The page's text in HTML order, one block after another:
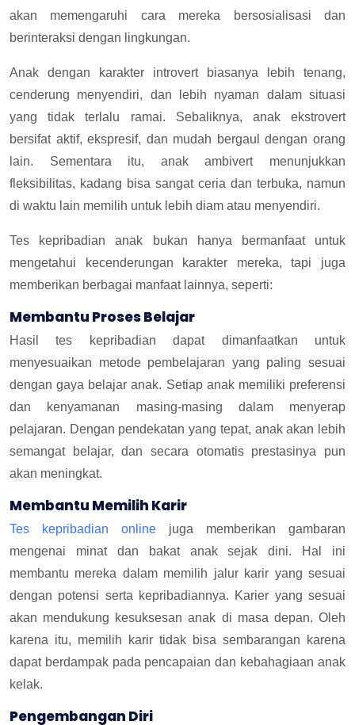
akan memengaruhi cara mereka bersosialisasi dan
berinteraksi dengan lingkungan.
Anak dengan karakter introvert biasanya lebih tenang,
cenderung menyendiri, dan lebih nyaman dalam situasi
yang tidak terlalu ramai. Sebaliknya, anak ekstrovert
bersifat aktif, ekspresif, dan mudah bergaul dengan orang
lain. Sementara itu, anak ambivert menunjukkan
fleksibilitas, kadang bisa sangat ceria dan terbuka, namun
di waktu lain memilih untuk lebih diam atau menyendiri.
Tes kepribadian anak bukan hanya bermanfaat untuk
mengetahui kecenderungan karakter mereka, tapi juga
memberikan berbagai manfaat lainnya, seperti:
Membantu Proses Belajar
Hasil tes kepribadian dapat dimanfaatkan untuk
menyesuaikan metode pembelajaran yang paling sesuai
dengan gaya belajar anak. Setiap anak memiliki preferensi
dan kenyamanan masing-masing dalam menyerap
pelajaran. Dengan pendekatan yang tepat, anak akan lebih
semangat belajar, dan secara otomatis prestasinya pun
akan meningkat.
Membantu Memilih Karir
Tes kepribadian online juga memberikan gambaran
mengenai minat dan bakat anak sejak dini. Hal ini
membantu mereka dalam memilih jalur karir yang sesuai
dengan potensi serta kepribadiannya. Karier yang sesuai
akan mendukung kesuksesan anak di masa depan. Oleh
karena itu, memilih karir tidak bisa sembarangan karena
dapat berdampak pada pencapaian dan kebahagiaan anak
kelak.
Pengembangan Diri